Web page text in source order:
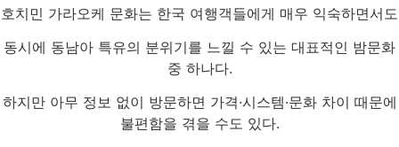
호치민 가라오케 문화는 한국 여행객들에게 매우 익숙하면서도
동시에 동남아 특유의 분위기를 느낄 수 있는 대표적인 밤문화
중 하나다.
하지만 아무 정보 없이 방문하면 가격·시스템·문화 차이 때문에
불편함을 겪을 수도 있다.